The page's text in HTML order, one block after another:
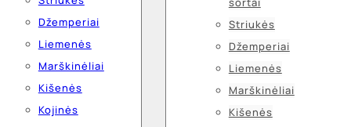
Džemperiai
Liemenės
Marškinėliai
Kišenės
Kojinės
Striukės
Džemperiai
Liemenės
Marškinėliai
Kišenės